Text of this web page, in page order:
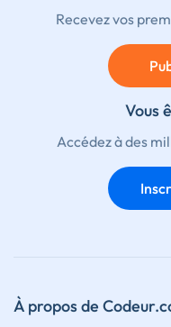
Recevez vos
Vous
Accédez à des
À propos de